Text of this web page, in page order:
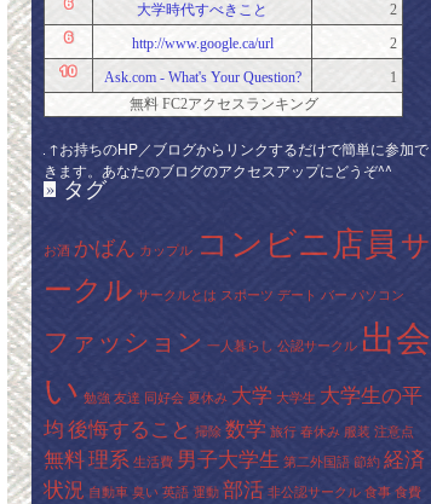
大学時代すべきこと
2
http://www.google.ca/url
2
Ask.com - What's Your Question?
1
無料 FC2アクセスランキング
↑お持ちのHP／ブログからリンクするだけで簡単に参加で
きます。あなたのブログのアクセスアップにどうぞ^^
» タグ
お酒 かばん カップル コンビニ店員 サ
ークル サークルとは スポーツ デート バー パソコン
ファッション 一人暮らし 公認サークル 出会
い 勉強 友達 同好会 夏休み 大学 大学生 大学生の平
均後悔すること 掃除 数学 旅行 春休み 服装 注意点
無料理系 生活費 男子大学生 第二外国語 節約 経済
状況 自動車 臭い 英語 運動 部活 非公認サークル 食事 食費